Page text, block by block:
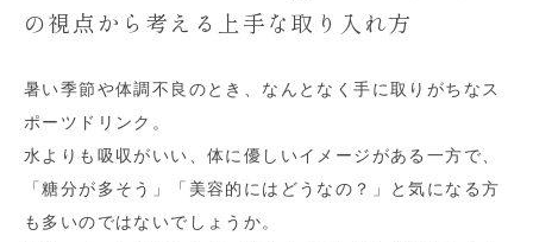
の視点から考える上手な取り入れ方
暑い季節や体調不良のとき、なんとなく手に取りがちなス
ポーツドリンク。
水よりも吸収がいい、体に優しいイメージがある一方で、
「糖分が多そう」「美容的にはどうなの？」と気になる方
も多いのではないでしょうか。